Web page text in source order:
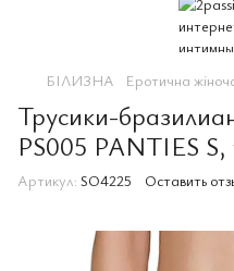
БІЛИЗНА Еротична
Трусики-
PS005 PANTIES
Артикул: SO4225 Оставить